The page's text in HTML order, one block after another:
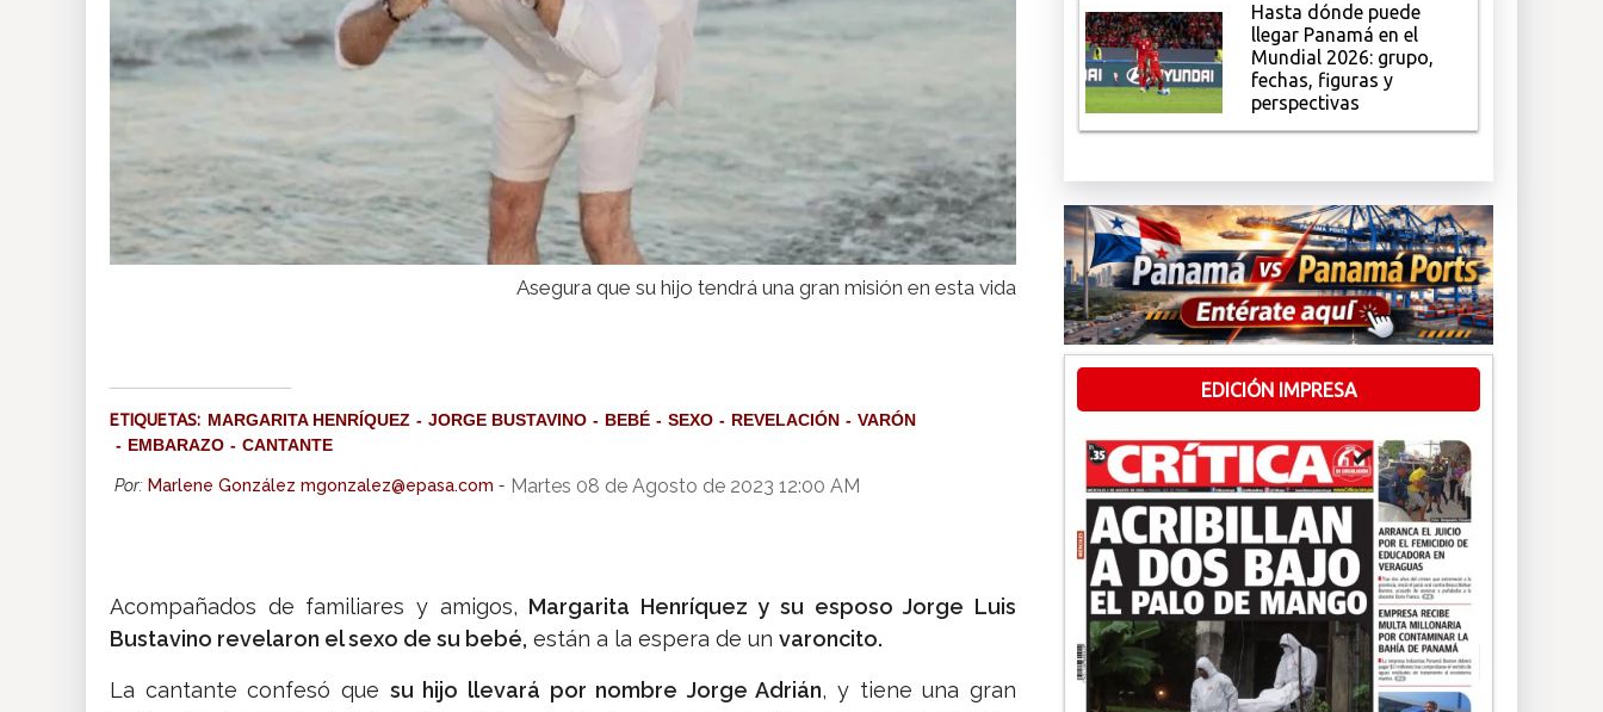
Asegura que su hijo tendrá una gran misión en esta vida
ETIQUETAS: MARGARITA HENRÍQUEZ JORGE BUSTAVINO BEBÉ SEXO REVELACIÓN
VARÓN
EMBARAZO
CANTANTE
Por: Marlene González mgonzalez@epasa.com - Martes 08 de Agosto de 2023 12:00 AM
Acompañados de familiares y amigos, Margarita Henríquez y su esposo Jorge Luis
Bustavino revelaron el sexo de su bebé, están a la espera de un varoncito.
La cantante confesó que su hijo llevará por nombre Jorge Adrián, y tiene una gran
Hasta dónde puede
llegar Panamá en el
Mundial 2026: grupo,
fechas, figuras y
perspectivas
EDICIÓN IMPRESA